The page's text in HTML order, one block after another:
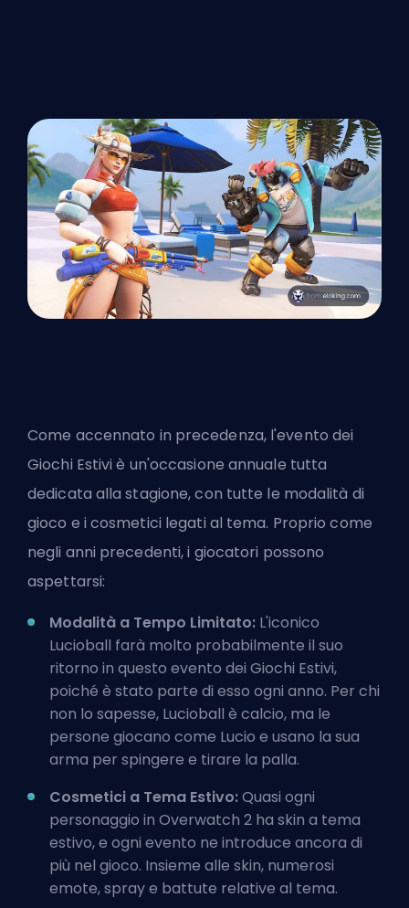
Come accennato in precedenza, l'evento dei
Giochi Estivi è un'occasione annuale tutta
dedicata alla stagione, con tutte le modalità di
gioco e i cosmetici legati al tema. Proprio come
negli anni precedenti, i giocatori possono
aspettarsi:
Modalità a Tempo Limitato: L'iconico
Lucioball farà molto probabilmente il suo
ritorno in questo evento dei Giochi Estivi,
poiché è stato parte di esso ogni anno. Per chi
non lo sapesse, Lucioball è calcio, ma le
persone giocano come Lucio e usano la sua
arma per spingere e tirare la palla.
Cosmetici a Tema Estivo:Quasi ogni
personaggio in Overwatch 2 ha skin a tema
estivo, e ogni evento ne introduce ancora di
più nel gioco. Insieme alle skin, numerosi
emote, spray e battute relative al tema.